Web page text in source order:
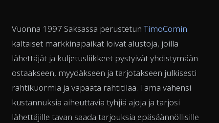
Vuonna 1997 Saksassa perustetun TimoComin
kaltaiset markkinapaikat loivat alustoja, joilla
lähettäjät ja kuljetusliikkeet pystyivät yhdistymään
ostaakseen, myydäkseen ja tarjotakseen julkisesti
rahtikuormia ja vapaata rahtitilaa. Tämä vähensi
kustannuksia aiheuttavia tyhjiä ajoja ja tarjosi
lähettäjille tavan saada tarjouksia epäsäännöllisille